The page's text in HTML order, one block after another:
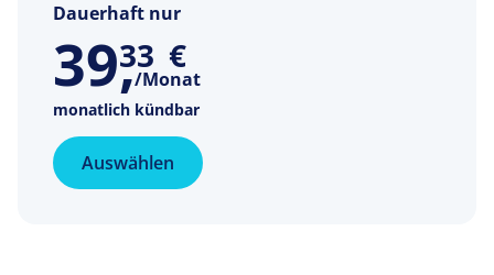
Dauerhaft nur
39,
33 €
/Monat
monatlich kündbar
Auswählen